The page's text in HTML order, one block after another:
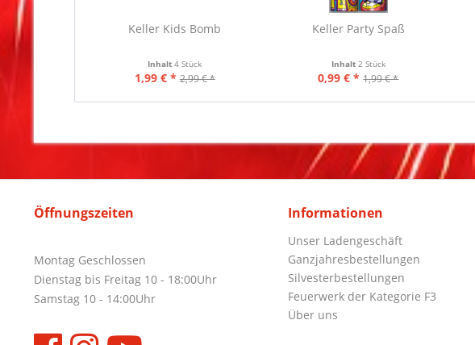
Keller Kids Bomb
Inhalt4 Stück
1,99 € * 2,99 € *
Keller Party Spaß
Inhalt 2 Stück
0,99 € * 1,99 € *
Öffnungszeiten
Montag Geschlossen
Dienstag bis Freitag 10 - 18:00Uhr
Samstag 10 - 14:00Uhr
Informationen
Unser Ladengeschäft
Ganzjahresbestellungen
Silvesterbestellungen
Feuerwerk der Kategorie F3
Über uns